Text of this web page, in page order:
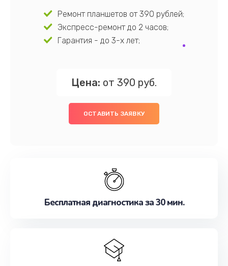
Ремонт планшетов от 390 рублей;
Экспресс-ремонт до 2 часов;
Гарантия - до 3-х лет;
Цена: от 390 руб.
ОСТАВИТЬ ЗАЯВКУ
Бесплатная диагностика за 30 мин.